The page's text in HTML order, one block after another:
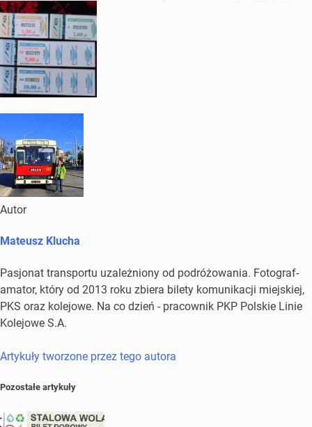
Autor
Mateusz Klucha
Pasjonat transportu uzależniony od podróżowania. Fotograf-
amator, który od 2013 roku zbiera bilety komunikacji miejskiej,
PKS oraz kolejowe. Na co dzień - pracownik PKP Polskie Linie
Kolejowe S.A.
Artykuły tworzone przez tego autora
Pozostałe artykuły